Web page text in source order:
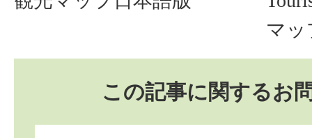
マッ
この記事に関するお